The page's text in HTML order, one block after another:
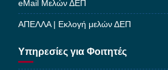
eMail Μελών ΔΕΠ
ΑΠΕΛΛΑ | Εκλογή μελών ΔΕΠ
Υπηρεσίες για Φοιτητές